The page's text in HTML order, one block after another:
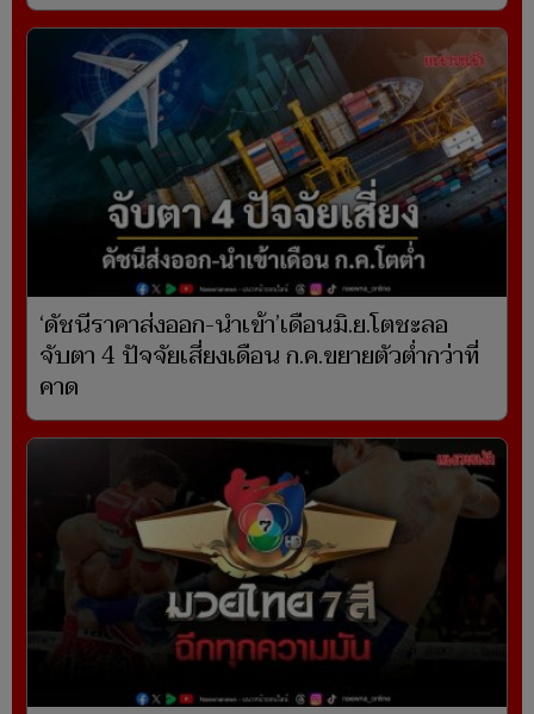
‘ดัชนีราคาส่งออก-นำเข้า’เดือนมิ.ย.โตชะลอ
จับตา 4 ปัจจัยเสี่ยงเดือน ก.ค.ขยายตัวต่ำกว่าที่
คาด